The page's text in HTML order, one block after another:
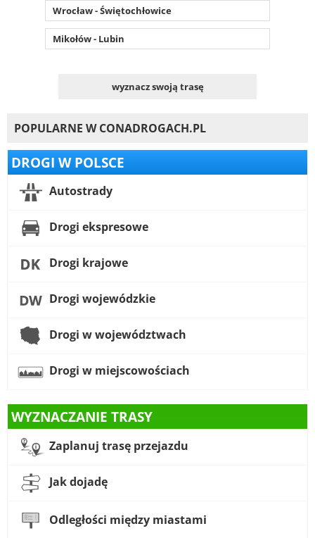
Wrocław - Świętochłowice
Mikołów - Lubin
wyznacz swoją trasę
POPULARNE W CONADROGACH.PL
DROGI W POLSCE
Autostrady
Drogi ekspresowe
Drogi krajowe
Drogi wojewódzkie
Drogi w województwach
Drogi w miejscowościach
WYZNACZANIE TRASY
Zaplanuj trasę przejazdu
Jak dojadę
Odległości między miastami